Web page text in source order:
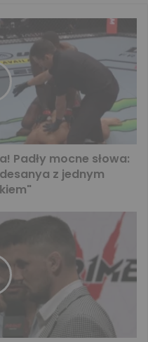
Padły mocne słowa:
z jednym